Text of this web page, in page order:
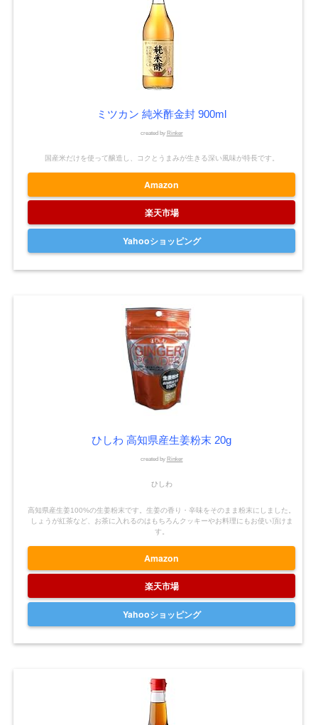
ミツカン 純米酢金封 900ml
created by Rinker
国産米だけを使って醸造し、コクとうまみが生きる深い風味が特長です。
Amazon
楽天市場
Yahooショッピング
ひしわ 高知県産生姜粉末 20g
created by Rinker
ひしわ
高知県産生姜100%の生姜粉末です。生姜の香り・辛味をそのまま粉末にしました。
しょうが紅茶など、お茶に入れるのはもちろんクッキーやお料理にもお使い頂けま
す。
Amazon
楽天市場
Yahooショッピング